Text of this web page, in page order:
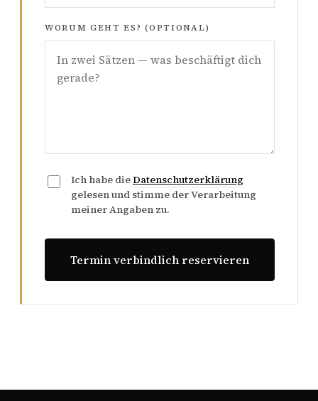
WORUM GEHT ES? (OPTIONAL)
Ich habe dieDatenschutzerklärung
gelesen und stimme der Verarbeitung
meiner Angaben zu.
Termin verbindlich reservieren